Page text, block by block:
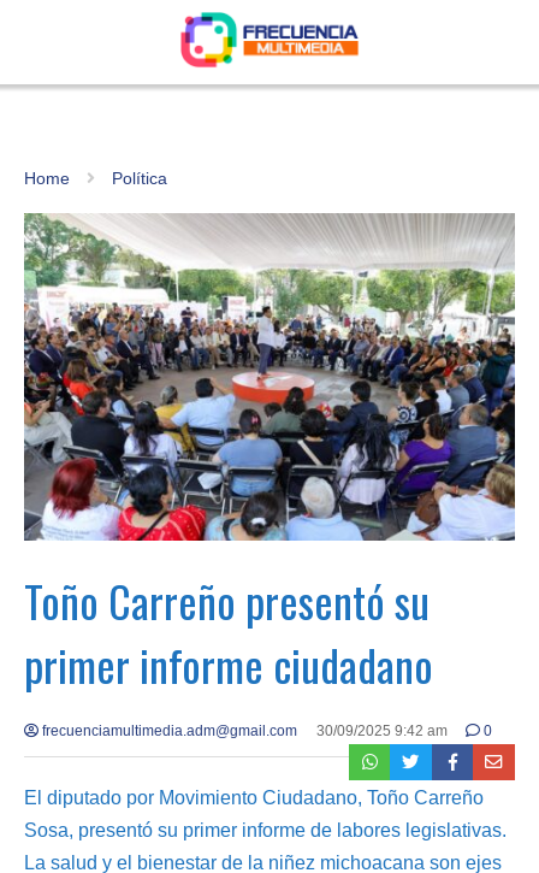
Home Política
Toño Carreño presentó su
primer informe ciudadano
frecuenciamultimedia.adm@gmail.com 30/09/2025 9:42 am 0
El diputado por Movimiento Ciudadano, Toño Carreño
Sosa, presentó su primer informe de labores legislativas.
La salud y el bienestar de la niñez michoacana son ejes